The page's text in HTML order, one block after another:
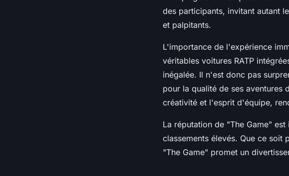
des participants, invitant autant
et palpitants.
L'importance de l'expérience
véritables voitures RATP
inégalée. Il n'est donc pas
pour la qualité de ses aventures
créativité et l'esprit d'équipe,
La réputation de "The Game"
classements élevés. Que ce soit
"The Game" promet un